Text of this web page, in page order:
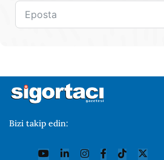
Bizi takip edin: